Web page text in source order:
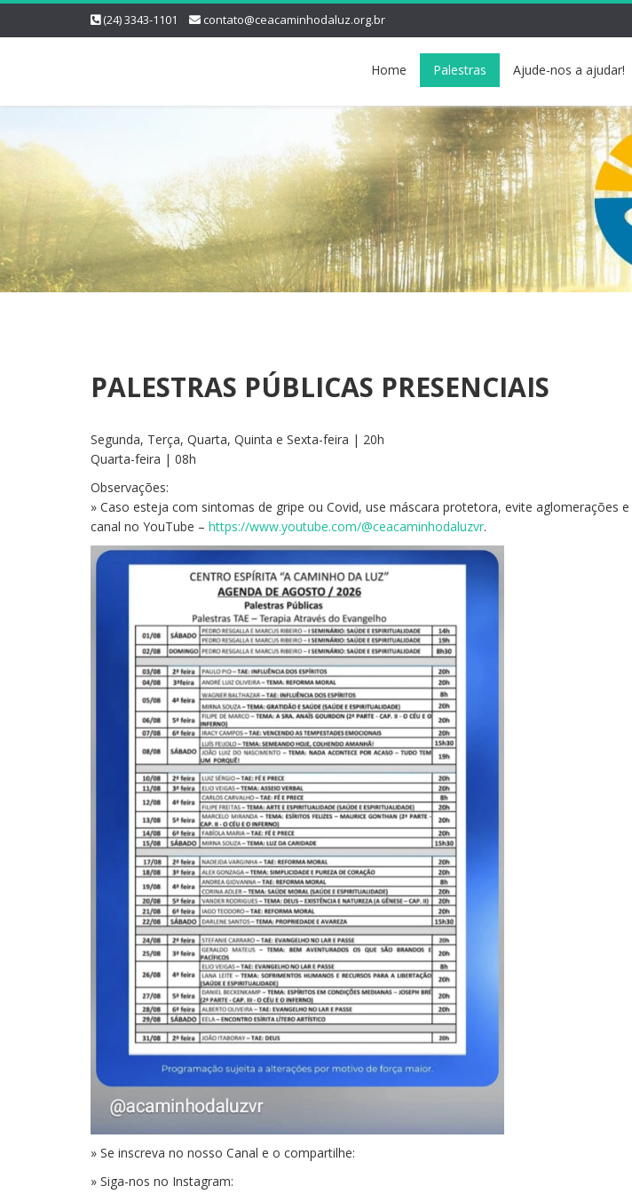
(24) 3343-1101 contato@ceacaminhodaluz.org.br
Home Palestras Ajude-nos a ajudar!
PALESTRAS PÚBLICAS PRESENCIAIS
Segunda, Terça, Quarta, Quinta e Sexta-feira | 20h
Quarta-feira | 08h
Observações:
» Caso esteja com sintomas de gripe ou Covid, use máscara protetora, evite aglomerações
canal no YouTube – https://www.youtube.com/@ceacaminhodaluzvr.
» Se inscreva no nosso Canal e o compartilhe:
» Siga-nos no Instagram: